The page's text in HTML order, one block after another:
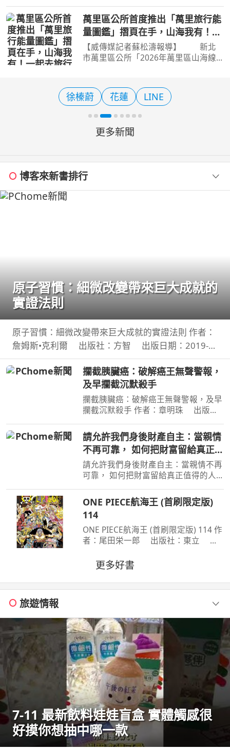
全球領先的線上旅遊平台Trip.com特別
結合父親節檔期，即日起至 8 月 8 日晚
間11點59分 推出限時
萬里區公所首度推出「萬里旅行能
量圖鑑」摺頁在手，山海我有！一
起去旅行
【威傳媒記者蘇松濤報導】 新北
市萬里區公所「2026年萬里區山海線
局周繼組、觀光旅遊局莊榮哲2位副局
長、3位市政顧問、在地仕
徐榛蔚 花蓮 LINE
更多新聞
博客來新書排行
原子習慣：細微改變帶來巨大成就的
實證法則
原子習慣：細微改變帶來巨大成就的實證法則 作者：
詹姆斯•克利爾 出版社：方智 出版日期：2019-
06-01 00:00:00 每天都進步1%，一年後，你會進步
37倍；每天都退步1%，一年後，你會弱化到趨近於
攔截胰臟癌：破解癌王無聲警報，
及早攔截沉默殺手
攔截胰臟癌：破解癌王無聲警報，及早
攔截沉默殺手 作者：章明珠 出版
04 00:00:00 定期健檢正常，為何仍得
胰臟癌？ 台大權威醫師25年篩檢實
證， 鎖定胰臟癌關鍵1公分，
請允許我們身後財產自主：當親情
不再可靠， 如何把財富留給真正值
得的人
請允許我們身後財產自主：當親情不再
可靠， 如何把財富留給真正值得的人
出版日期：2026-07-02 00:00:00 當人
心失去分寸，再高明的遺囑規劃也可能
成為空談當人性貪婪暴
ONE PIECE航海王 (首刷限定版)
114
ONE PIECE航海王 (首刷限定版) 114 作
者：尾田栄一郎 出版社：東立 出
歷史黑暗當中的「諸神峽谷事件」，其
全貌終於即將揭曉！席捲號稱最可怕海
賊團的洛克斯海賊團
更多好書
旅遊情報
7-11 最新飲料娃娃盲盒 實體觸感很
好摸你想抽中哪一款